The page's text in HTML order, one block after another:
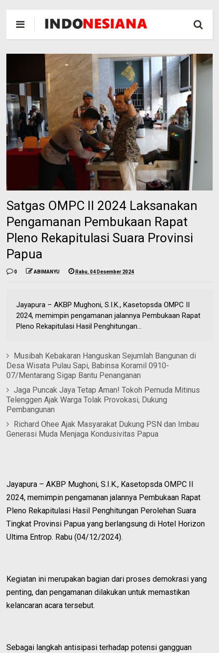
Satgas OMPC II 2024 Laksanakan
Pengamanan Pembukaan Rapat
Pleno Rekapitulasi Suara Provinsi
Papua
0 ABIMANYU Rabu, 04 Desember 2024
Jayapura – AKBP Mughoni, S.I.K., Kasetopsda OMPC II
2024, memimpin pengamanan jalannya Pembukaan Rapat
Pleno Rekapitulasi Hasil Penghitungan...
Musibah Kebakaran Hanguskan Sejumlah Bangunan di
Desa Wisata Pulau Sapi, Babinsa Koramil 0910-
07/Mentarang Sigap Bantu Penanganan
Jaga Puncak Jaya Tetap Aman! Tokoh Pemuda Mitinus
Telenggen Ajak Warga Tolak Provokasi, Dukung
Pembangunan
Richard Ohee Ajak Masyarakat Dukung PSN dan Imbau
Generasi Muda Menjaga Kondusivitas Papua
Jayapura – AKBP Mughoni, S.I.K., Kasetopsda OMPC II
2024, memimpin pengamanan jalannya Pembukaan Rapat
Pleno Rekapitulasi Hasil Penghitungan Perolehan Suara
Tingkat Provinsi Papua yang berlangsung di Hotel Horizon
Ultima Entrop. Rabu (04/12/2024).
Kegiatan ini merupakan bagian dari proses demokrasi yang
penting, dan pengamanan dilakukan untuk memastikan
kelancaran acara tersebut.
Sebagai langkah antisipasi terhadap potensi gangguan